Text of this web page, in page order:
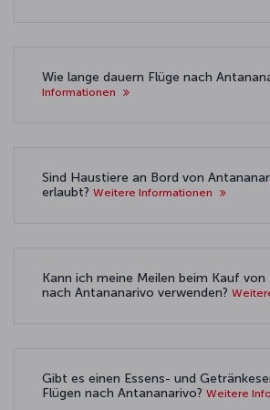
Wie lange dauern Flüge nach
Informationen
Sind Haustiere an Bord von
erlaubt? Weitere Informationen
Kann ich meine Meilen beim Kauf
nach Antananarivo verwenden?
Gibt es einen Essens- und
Flügen nach Antananarivo? Weitere